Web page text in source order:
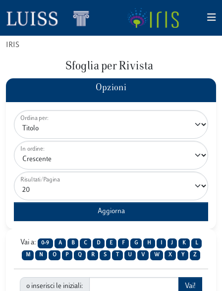
IRIS
Sfoglia per Rivista
Opzioni
Ordina per:
In ordine:
Risultati/Pagina
Vai a: 0-9 A B C D E F G H J K L
M N O P Q R S U V W X Y Z
o inserisci le iniziali: